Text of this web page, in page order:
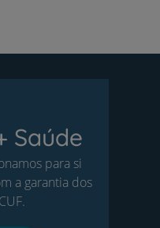
Saúde
para si
a garantia dos